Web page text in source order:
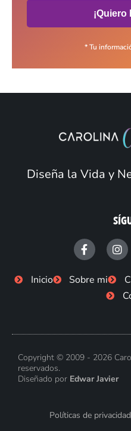
¡Quiero
* Tu
Diseña la Vida y
F
a
c
e
b
I
n
s
Inicio Sobre mi
Copyright © 2009 - 2026
reservados.
Diseñado por Edwar Javier
Políticas de privacidad